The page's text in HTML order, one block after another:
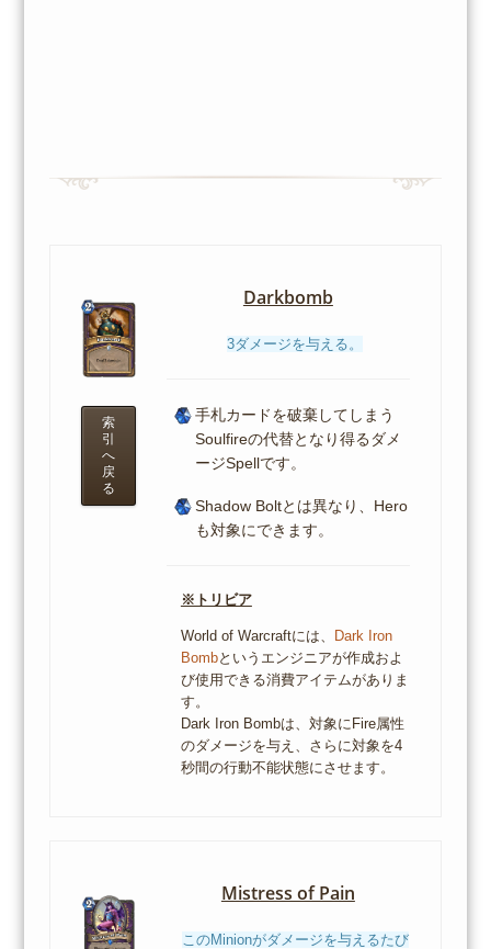
索
引
へ
戻
る
Darkbomb
3ダメージを与える。
手札カードを破棄してしまう
Soulfireの代替となり得るダメ
ージSpellです。
Shadow Boltとは異なり、Hero
も対象にできます。
※トリビア
World of Warcraftには、
Dark Iron
Bombというエンジニアが作成およ
び使用できる消費アイテムがありま
す。
Dark Iron Bombは、対象にFire属性
のダメージを与え、さらに対象を4
秒間の行動不能状態にさせます。
Mistress of Pain
このMinionがダメージを与えるたび